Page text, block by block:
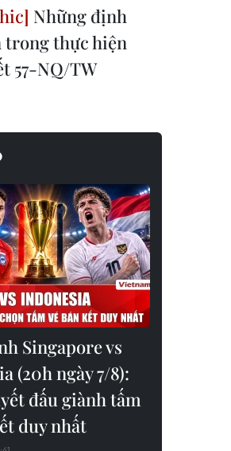
Những định
trong thực hiện
57-NQ/TW
Singapore vs
(20h ngày 7/8):
đấu giành tấm
duy nhất